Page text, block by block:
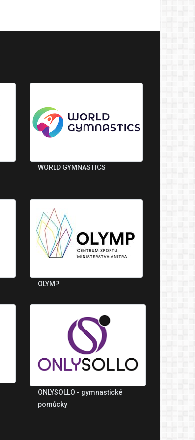
WORLD GYMNASTICS
OLYMP
ONLYSOLLO - gymnastické
pomůcky